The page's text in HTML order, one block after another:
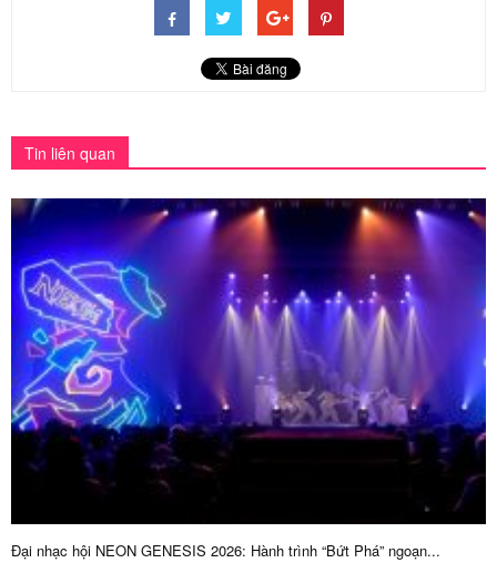
Tin liên quan
Đại nhạc hội NEON GENESIS 2026: Hành trình “Bứt Phá” ngoạn...